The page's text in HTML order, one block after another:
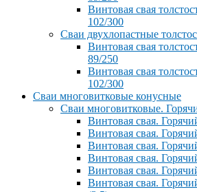
Винтовая свая
102/300
Сваи двухлопастные
Винтовая свая
89/250
Винтовая свая
102/300
Сваи многовитковые конусные
Сваи многовитковые.
Винтовая свая.
Винтовая свая.
Винтовая свая.
Винтовая свая.
Винтовая свая.
Винтовая свая.